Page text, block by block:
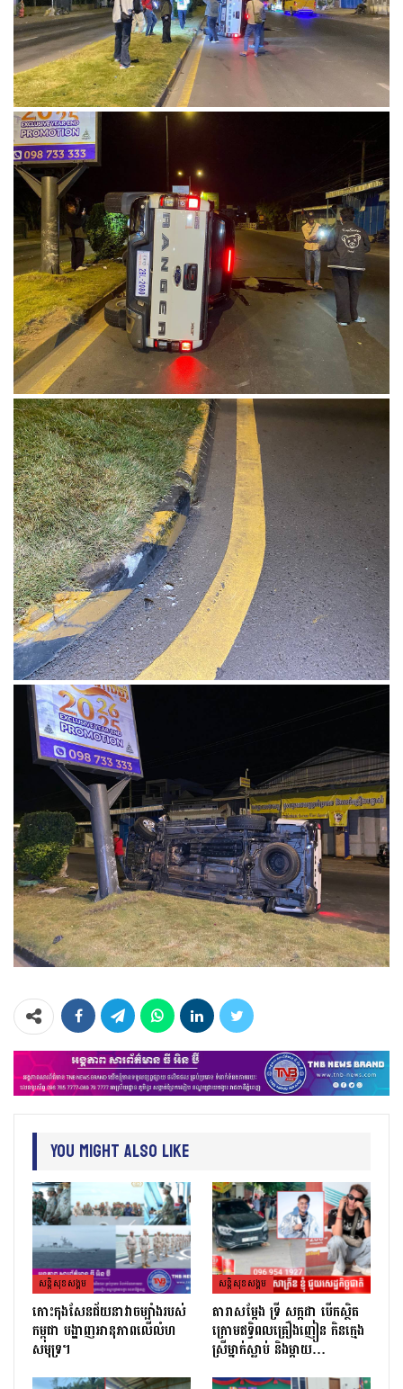
You Might Also Like
សន្តិសុខសង្គម
កោះកុងសែនជ័យនាវាចម្បាំងរបស់
កម្ពុជា បង្ហាញអានុភាពលើលំហ
សមុទ្រ។
សន្តិសុខសង្គម
តារាសម្ដែង ទ្រី សក្កដា បើកស្ថិត
ក្រោមឥទ្ធិពលគ្រឿងញៀន កិនក្មេង
ស្រីម្នាក់ស្លាប់ និងម្ដាយ…